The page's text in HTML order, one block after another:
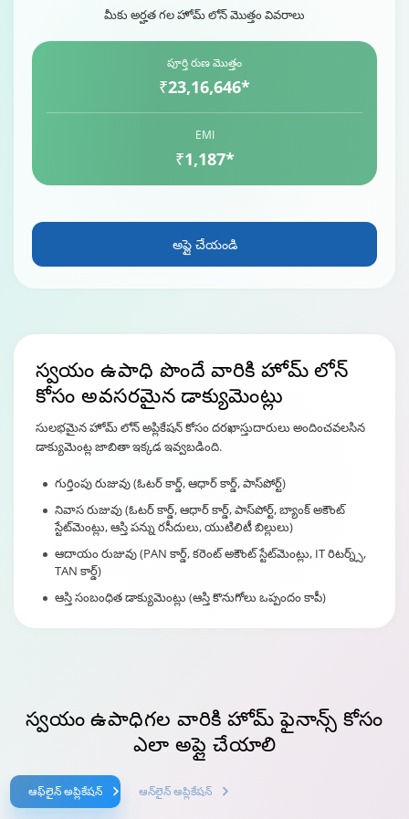
మీకు అర్హత గల హోమ్ లోన్ మొత్తం వివరాలు
పూర్తి రుణ మొత్తం
₹23,16,646*
EMI
₹1,187*
అప్లై చేయండి
స్వయం ఉపాధి పొందే వారికి హోమ్ లోన్
కోసం అవసరమైన డాక్యుమెంట్లు
సులభమైన హోమ్ లోన్ అప్లికేషన్ కోసం దరఖాస్తుదారులు అందించవలసిన
డాక్యుమెంట్ల జాబితా ఇక్కడ ఇవ్వబడింది.
గుర్తింపు రుజువు (ఓటర్ కార్డ్, ఆధార్ కార్డ్, పాస్‌పోర్ట్)
నివాస రుజువు (ఓటర్ కార్డ్, ఆధార్ కార్డ్, పాస్‌పోర్ట్, బ్యాంక్ అకౌంట్
స్టేట్‌మెంట్లు, ఆస్తి పన్ను రసీదులు, యుటిలిటీ బిల్లులు)
ఆదాయం రుజువు (PAN కార్డ్, కరెంట్ అకౌంట్ స్టేట్‌మెంట్లు, IT రిటర్న్స్,
TAN కార్డ్)
ఆస్తి సంబంధిత డాక్యుమెంట్లు (ఆస్తి కొనుగోలు ఒప్పందం కాపీ)
స్వయం ఉపాధిగల వారికి హోమ్ ఫైనాన్స్ కోసం
ఎలా అప్లై చేయాలి
ఆఫ్‌లైన్ అప్లికేషన్ ఆన్‌లైన్ అప్లికేషన్